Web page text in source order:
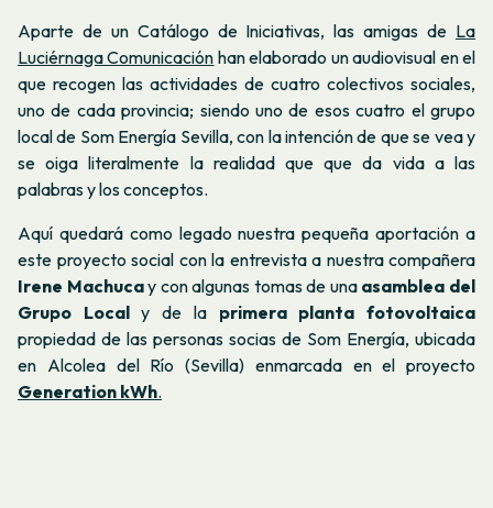
Aparte de un Catálogo de Iniciativas, las amigas de La
Luciérnaga Comunicación han elaborado un audiovisual en el
que recogen las actividades de cuatro colectivos sociales,
uno de cada provincia; siendo uno de esos cuatro el grupo
local de Som Energía Sevilla, con la intención de que se vea y
se oiga literalmente la realidad que que da vida a las
palabras y los conceptos.
Aquí quedará como legado nuestra pequeña aportación a
este proyecto social con la entrevista a nuestra compañera
Irene Machucay con algunas tomas de una asamblea del
Grupo Localy de la primera planta fotovoltaica
propiedad de las personas socias de Som Energía, ubicada
en Alcolea del Río (Sevilla) enmarcada en el proyecto
Generation kWh.